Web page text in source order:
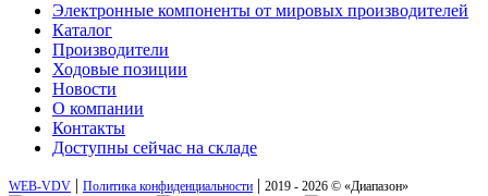
Электронные компоненты от мировых производителей
Каталог
Производители
Ходовые позиции
Новости
О компании
Контакты
Доступны сейчас на складе
WEB-VDV | Политика конфиденциальности | 2019 - 2026 © «Диапазон»